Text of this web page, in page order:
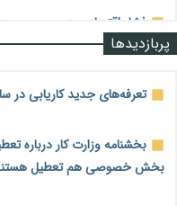
درصد رسید
رشد ۷۵ هزار میلیاردی
احتمال اختلال ۲۴ ساعته در سامانه‌های تأمین اجتماعی
پربازدیدها
تعرفه‌های جدید کاریابی در سال ۱۴۰۵
بخشنامه وزارت کار درباره
بخش خصوصی هم تعطیل